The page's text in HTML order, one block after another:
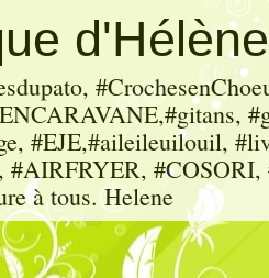
d'Hélène
#EJE,#aileileuilouil,
#AIRFRYER,
à tous. Helene